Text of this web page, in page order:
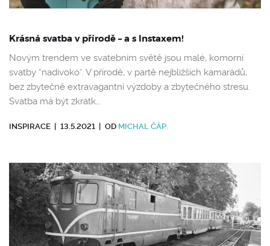
Krásná svatba v přírodě – a s Instaxem!
Novým trendem ve svatebním světě jsou malé, komorní
svatby “nadivoko”. V přírodě, v partě nejbližších kamarádů,
bez zbytečně extravagantní výzdoby a zbytečného stresu.
Svatba má být zkrátk…
INSPIRACE | 13.5.2021 | OD MICHAL ČÁP